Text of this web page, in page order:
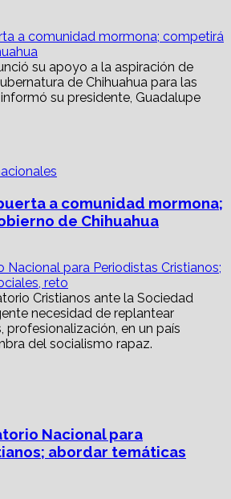
a comunidad mormona; competirá
a comunidad mormona;
de Chihuahua
Nacional para Periodistas Cristianos;
reto
Nacional para
abordar temáticas